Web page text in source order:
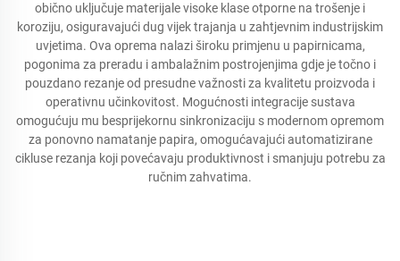
obično uključuje materijale visoke klase otporne na trošenje i
koroziju, osiguravajući dug vijek trajanja u zahtjevnim industrijskim
uvjetima. Ova oprema nalazi široku primjenu u papirnicama,
pogonima za preradu i ambalažnim postrojenjima gdje je točno i
pouzdano rezanje od presudne važnosti za kvalitetu proizvoda i
operativnu učinkovitost. Mogućnosti integracije sustava
omogućuju mu besprijekornu sinkronizaciju s modernom opremom
za ponovno namatanje papira, omogućavajući automatizirane
cikluse rezanja koji povećavaju produktivnost i smanjuju potrebu za
ručnim zahvatima.